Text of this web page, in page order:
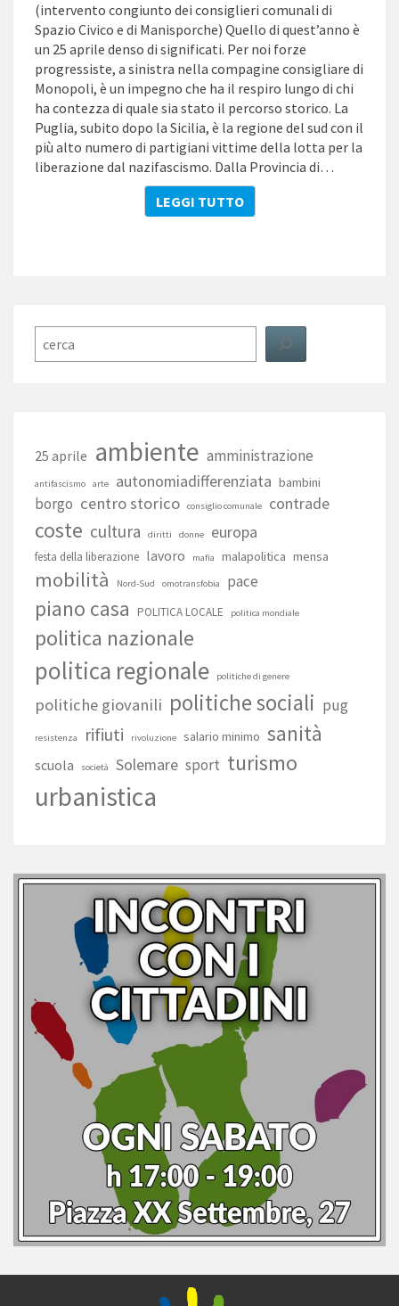
(intervento congiunto dei consiglieri comunali di
Spazio Civico e di Manisporche) Quello di quest’anno è
un 25 aprile denso di significati. Per noi forze
progressiste, a sinistra nella compagine consigliare di
Monopoli, è un impegno che ha il respiro lungo di chi
ha contezza di quale sia stato il percorso storico. La
Puglia, subito dopo la Sicilia, è la regione del sud con il
più alto numero di partigiani vittime della lotta per la
liberazione dal nazifascismo. Dalla Provincia di…
LEGGI TUTTOLEGGI TUTTO
25 aprile ambiente amministrazione
antifascismo arte autonomiadifferenziata bambini
borgo centro storico consiglio comunale contrade
coste cultura diritti donne europa
festa della liberazione lavoro mafia malapolitica mensa
mobilità Nord-Sud omotransfobia pace
piano casa POLITICA LOCALE politica mondiale
politica nazionale
politica regionale politiche di genere
politiche giovanili politiche sociali pug
resistenza rifiuti rivoluzione salario minimo sanità
scuola società Solemare sport turismo
urbanistica